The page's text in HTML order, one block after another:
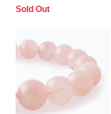
Sold Out